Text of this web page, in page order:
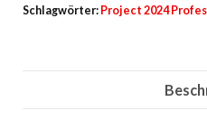
Schlagwörter: Project 2024